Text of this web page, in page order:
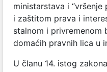
ministarstava i
i zaštitom prava i
stalnom i privremenom
domaćih pravnih lica u
U članu 14. istog